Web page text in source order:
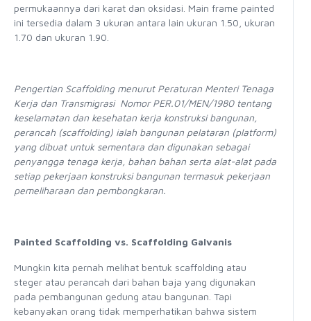
permukaannya dari karat dan oksidasi. Main frame painted
ini tersedia dalam 3 ukuran antara lain ukuran 1.50, ukuran
1.70 dan ukuran 1.90.
Pengertian Scaffolding menurut Peraturan Menteri Tenaga
Kerja dan Transmigrasi Nomor PER.01/MEN/1980 tentang
keselamatan dan kesehatan kerja konstruksi bangunan,
perancah (scaffolding) ialah bangunan pelataran (platform)
yang dibuat untuk sementara dan digunakan sebagai
penyangga tenaga kerja, bahan bahan serta alat-alat pada
setiap pekerjaan konstruksi bangunan termasuk pekerjaan
pemeliharaan dan pembongkaran.
Painted Scaffolding vs. Scaffolding Galvanis
Mungkin kita pernah melihat bentuk scaffolding atau
steger atau perancah dari bahan baja yang digunakan
pada pembangunan gedung atau bangunan. Tapi
kebanyakan orang tidak memperhatikan bahwa sistem